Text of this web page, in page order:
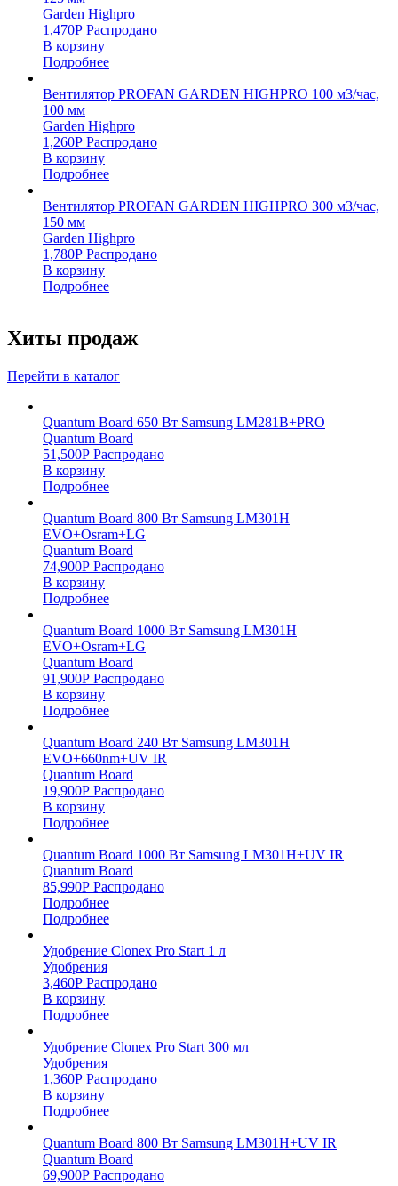
Garden Highpro
1,470Р Распродано
В корзину
Подробнее
Вентилятор PROFAN GARDEN HIGHPRO 100 м3/час,
100 мм
Garden Highpro
1,260Р Распродано
В корзину
Подробнее
Вентилятор PROFAN GARDEN HIGHPRO 300 м3/час,
150 мм
Garden Highpro
1,780Р Распродано
В корзину
Подробнее
Хиты продаж
Перейти в каталог
Quantum Board 650 Вт Samsung LM281B+PRO
Quantum Board
51,500Р Распродано
В корзину
Подробнее
Quantum Board 800 Вт Samsung LM301H
EVO+Osram+LG
Quantum Board
74,900Р Распродано
В корзину
Подробнее
Quantum Board 1000 Вт Samsung LM301H
EVO+Osram+LG
Quantum Board
91,900Р Распродано
В корзину
Подробнее
Quantum Board 240 Вт Samsung LM301H
EVO+660nm+UV IR
Quantum Board
19,900Р Распродано
В корзину
Подробнее
Quantum Board 1000 Вт Samsung LM301H+UV IR
Quantum Board
85,990Р Распродано
Подробнее
Подробнее
Удобрение Clonex Pro Start 1 л
Удобрения
3,460Р Распродано
В корзину
Подробнее
Удобрение Clonex Pro Start 300 мл
Удобрения
1,360Р Распродано
В корзину
Подробнее
Quantum Board 800 Вт Samsung LM301H+UV IR
Quantum Board
69,900Р Распродано